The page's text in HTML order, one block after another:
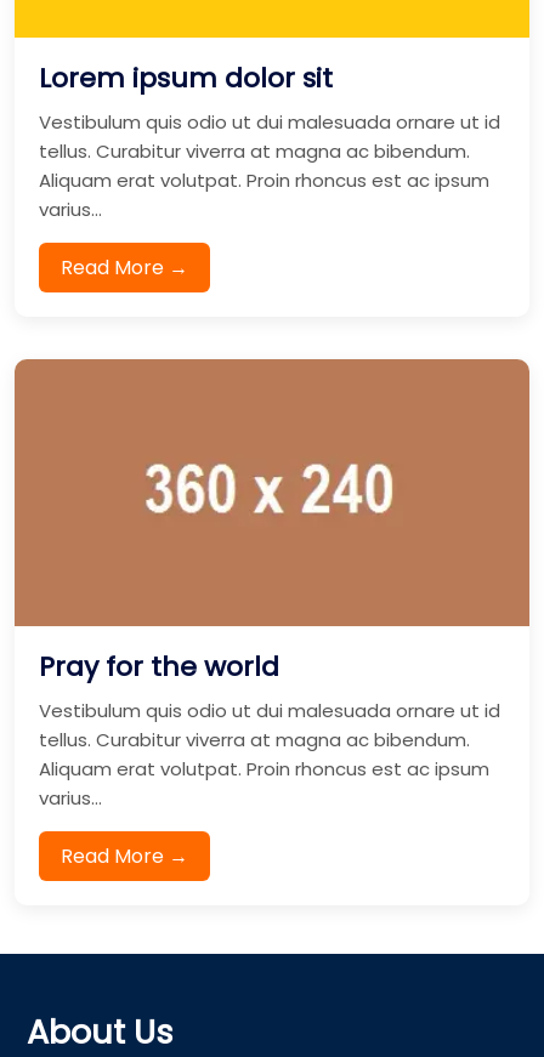
Lorem ipsum dolor sit
Vestibulum quis odio ut dui malesuada ornare ut id
tellus. Curabitur viverra at magna ac bibendum.
Aliquam erat volutpat. Proin rhoncus est ac ipsum
varius...
Read More →
Pray for the world
Vestibulum quis odio ut dui malesuada ornare ut id
tellus. Curabitur viverra at magna ac bibendum.
Aliquam erat volutpat. Proin rhoncus est ac ipsum
varius...
Read More →
About Us